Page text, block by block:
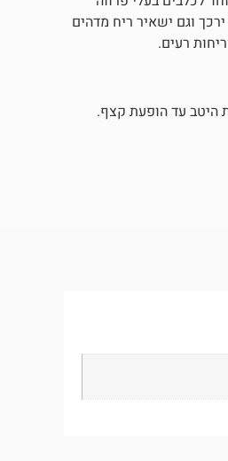
וגם ישאיר ריח מדהים
רעים.
ולעסות היטב עד הופעת קצף.